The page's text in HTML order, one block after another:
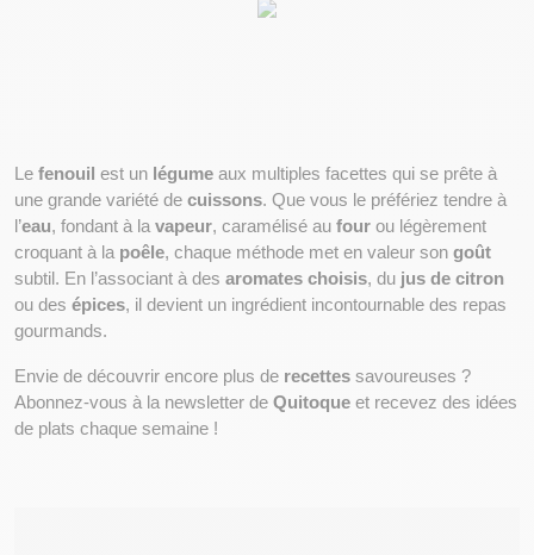
Le fenouil est un légume aux multiples facettes qui se prête à
une grande variété de cuissons. Que vous le préfériez tendre à
l’eau, fondant à la vapeur, caramélisé au four ou légèrement
croquant à la poêle, chaque méthode met en valeur son goût
subtil. En l’associant à des aromates choisis, du jus de citron
ou des épices, il devient un ingrédient incontournable des repas
gourmands.
Envie de découvrir encore plus de recettes savoureuses ?
Abonnez-vous à la newsletter de Quitoque et recevez des idées
de plats chaque semaine !